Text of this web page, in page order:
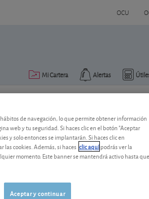
OCU
Alertas
Mi Cartera
de Cataluña
invertir en renta fija, además de
hacerlo en deuda pública de
de navegación, lo que permite obtener información
web y tu seguridad. Si haces clic en el botón "Aceptar
y solo entonces se implantarán. Si haces clic en
cookies. Además, si haces clic aquípodrás ver la
momento. Este banner se mantendrá activo hasta que
Aceptar y continuar